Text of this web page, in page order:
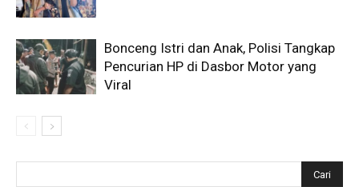
Bonceng Istri dan Anak, Polisi Tangkap
Pencurian HP di Dasbor Motor yang
Viral